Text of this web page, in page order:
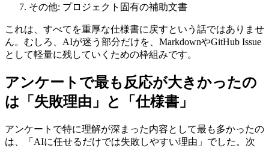
その他: プロジェクト固有の補助文書
これは、すべてを重厚な仕様書に戻すという話ではありませ
ん。むしろ、AIが迷う部分だけを、MarkdownやGitHub Issue
として軽量に残していくための枠組みです。
アンケートで最も反応が大きかったの
は「失敗理由」と「仕様書」
アンケートで特に理解が深まった内容として最も多かったの
は、「AIに任せるだけでは失敗しやすい理由」でした。次